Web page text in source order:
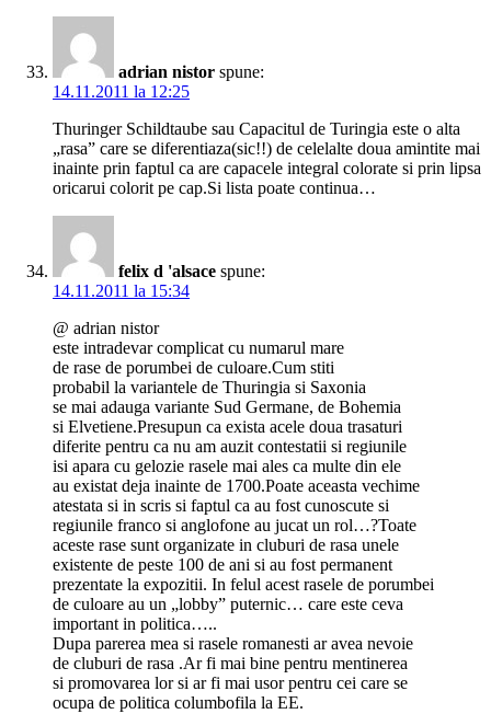
adrian nistor spune:
14.11.2011 la 12:25
Thuringer Schildtaube sau Capacitul de Turingia este o alta
„rasa” care se diferentiaza(sic!!) de celelalte doua amintite mai
inainte prin faptul ca are capacele integral colorate si prin lipsa
oricarui colorit pe cap.Si lista poate continua…
felix d 'alsace spune:
14.11.2011 la 15:34
@ adrian nistor
este intradevar complicat cu numarul mare
de rase de porumbei de culoare.Cum stiti
probabil la variantele de Thuringia si Saxonia
se mai adauga variante Sud Germane, de Bohemia
si Elvetiene.Presupun ca exista acele doua trasaturi
diferite pentru ca nu am auzit contestatii si regiunile
isi apara cu gelozie rasele mai ales ca multe din ele
au existat deja inainte de 1700.Poate aceasta vechime
atestata si in scris si faptul ca au fost cunoscute si
regiunile franco si anglofone au jucat un rol…?Toate
aceste rase sunt organizate in cluburi de rasa unele
existente de peste 100 de ani si au fost permanent
prezentate la expozitii. In felul acest rasele de porumbei
de culoare au un „lobby” puternic… care este ceva
important in politica…..
Dupa parerea mea si rasele romanesti ar avea nevoie
de cluburi de rasa .Ar fi mai bine pentru mentinerea
si promovarea lor si ar fi mai usor pentru cei care se
ocupa de politica columbofila la EE.